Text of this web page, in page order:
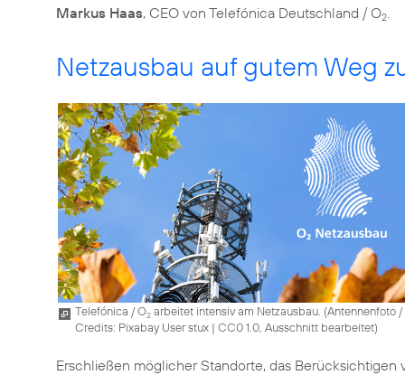
Markus Haas, CEO von Telefónica Deutschland / O2.
Netzausbau auf gutem Weg
Telefónica / O2 arbeitet intensiv am Netzausbau. (Antennenfoto /
Credits: Pixabay User stux | CC0 1.0, Ausschnitt bearbeitet)
Erschließen möglicher Standorte, das